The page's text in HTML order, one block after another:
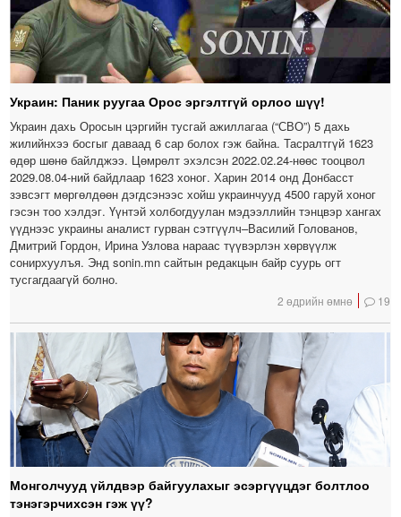
Украин: Паник руугаа Орос эргэлтгүй орлоо шүү!
Украин дахь Оросын цэргийн тусгай ажиллагаа (“СВО”) 5 дахь
жилийнхээ босгыг даваад 6 сар болох гэж байна. Тасралтгүй 1623
өдөр шөнө байлджээ. Цөмрөлт эхэлсэн 2022.02.24-нөөс тооцвол
2029.08.04-ний байдлаар 1623 хоног. Харин 2014 онд Донбасст
зэвсэгт мөргөлдөөн дэгдсэнээс хойш украинчууд 4500 гаруй хоног
гэсэн тоо хэлдэг. Үүнтэй холбогдуулан мэдээллийн тэнцвэр хангах
үүднээс украины аналист гурван сэтгүүлч–Василий Голованов,
Дмитрий Гордон, Ирина Узлова нараас түүвэрлэн хөрвүүлж
сонирхуулъя. Энд sonin.mn сайтын редакцын байр суурь огт
тусгагдаагүй болно.
2 өдрийн өмнө 19
Монголчууд үйлдвэр байгуулахыг эсэргүүцдэг болтлоо
тэнэгэрчихсэн гэж үү?